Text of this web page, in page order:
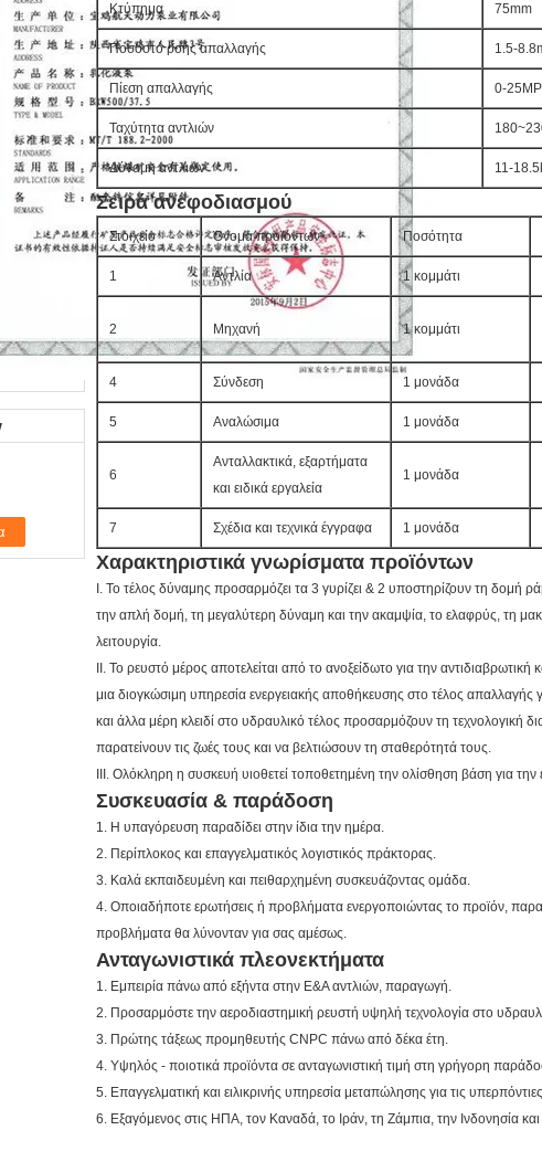
Κτύπημα 75mm
Ποσοστό ροής απαλλαγής 1.5-
Πίεση απαλλαγής 0-
Ταχύτητα αντλιών
Δύναμη αντλιών 11-
Σειρά ανεφοδιασμού
Στοιχείο Όνομα προϊόντων Ποσότητα
1 Αντλία 1 κομμάτι
2 Μηχανή 1 κομμάτι
4 Σύνδεση 1 μονάδα
5 Αναλώσιμα 1 μονάδα
6
Ανταλλακτικά, εξαρτήματα
και ειδικά εργαλεία
1 μονάδα
7 Σχέδια και τεχνικά έγγραφα 1 μονάδα
Χαρακτηριστικά γνωρίσματα προϊόντων
Ι. Το τέλος δύναμης προσαρμόζει τα 3 γυρίζει & 2 υποστηρίζουν τη
την απλή δομή, τη μεγαλύτερη δύναμη και την ακαμψία, το ελαφρύς, τη
λειτουργία.
ΙΙ. Το ρευστό μέρος αποτελείται από το ανοξείδωτο για την
μια διογκώσιμη υπηρεσία ενεργειακής αποθήκευσης στο τέλος
και άλλα μέρη κλειδί στο υδραυλικό τέλος προσαρμόζουν τη τεχνολογική
παρατείνουν τις ζωές τους και να βελτιώσουν τη σταθερότητά τους.
ΙΙΙ. Ολόκληρη η συσκευή υιοθετεί τοποθετημένη την ολίσθηση βάση για
Συσκευασία & παράδοση
1. Η υπαγόρευση παραδίδει στην ίδια την ημέρα.
2. Περίπλοκος και επαγγελματικός λογιστικός πράκτορας.
3. Καλά εκπαιδευμένη και πειθαρχημένη συσκευάζοντας ομάδα.
4. Οποιαδήποτε ερωτήσεις ή προβλήματα ενεργοποιώντας το προϊόν,
προβλήματα θα λύνονταν για σας αμέσως.
Ανταγωνιστικά πλεονεκτήματα
1. Εμπειρία πάνω από εξήντα στην Ε&Α αντλιών, παραγωγή.
2. Προσαρμόστε την αεροδιαστημική ρευστή υψηλή τεχνολογία στο
3. Πρώτης τάξεως προμηθευτής CNPC πάνω από δέκα έτη.
4. Υψηλός - ποιοτικά προϊόντα σε ανταγωνιστική τιμή στη γρήγορη
5. Επαγγελματική και ειλικρινής υπηρεσία μεταπώλησης για τις
6. Εξαγόμενος στις ΗΠΑ, τον Καναδά, το Ιράν, τη Ζάμπια, την Ινδονησία